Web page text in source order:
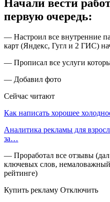
Начали вести
первую очередь:
— Настроил все внутренние
карт (Яндекс, Гугл и 2 ГИС)
— Прописал все услуги
— Добавил фото
Сейчас читают
Как написать хорошее
Аналитика рекламы для
за…
— Проработал все отзывы
ключевых слов,
рейтинге)
Купить рекламу Отключить